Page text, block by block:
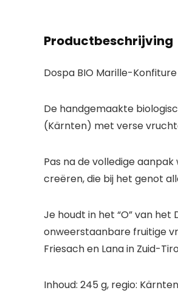
Productbeschrijving
Dospa BIO Marille-
De handgemaakte
(Kärnten) met verse
Pas na de volledige
creëren, die bij het genot
Je houdt in het “O” van
onweerstaanbare fruitige
Friesach en Lana in Zuid-
Inhoud: 245 g, regio: